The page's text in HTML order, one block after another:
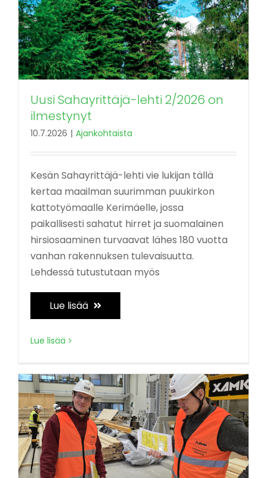
Uusi Sahayrittäjä-lehti 2/2026 on
ilmestynyt
10.7.2026 | Ajankohtaista
Kesän Sahayrittäjä-lehti vie lukijan tällä
kertaa maailman suurimman puukirkon
kattotyömaalle Kerimäelle, jossa
paikallisesti sahatut hirret ja suomalainen
hirsiosaaminen turvaavat lähes 180 vuotta
vanhan rakennuksen tulevaisuutta.
Lehdessä tutustutaan myös
Lue lisää
Lue lisää